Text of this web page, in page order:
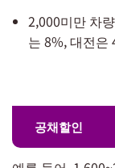
2,000미만 차
는 8%, 대전은
공채할인